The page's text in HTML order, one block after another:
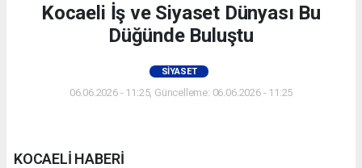
Kocaeli İş ve Siyaset Dünyası Bu
Düğünde Buluştu
SIYASET
06.06.2026 - 11:25, Güncelleme: 06.06.2026 - 11:25
KOCAELİ HABERİ